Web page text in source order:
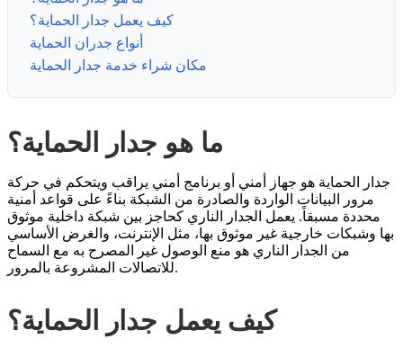
كيف يعمل جدار الحماية؟
أنواع جدران الحماية
مكان شراء خدمة جدار الحماية
ما هو جدار الحماية؟
جدار الحماية هو جهاز أمني أو برنامج أمني يراقب ويتحكم في حركة
مرور البيانات الواردة والصادرة من الشبكة بناءً على قواعد أمنية
محددة مسبقاً. يعمل الجدار الناري كحاجز بين شبكة داخلية موثوق
بها وشبكات خارجية غير موثوق بها، مثل الإنترنت، والغرض الأساسي
من الجدار الناري هو منع الوصول غير المصرح به مع السماح
للاتصالات المشروعة بالمرور.
كيف يعمل جدار الحماية؟